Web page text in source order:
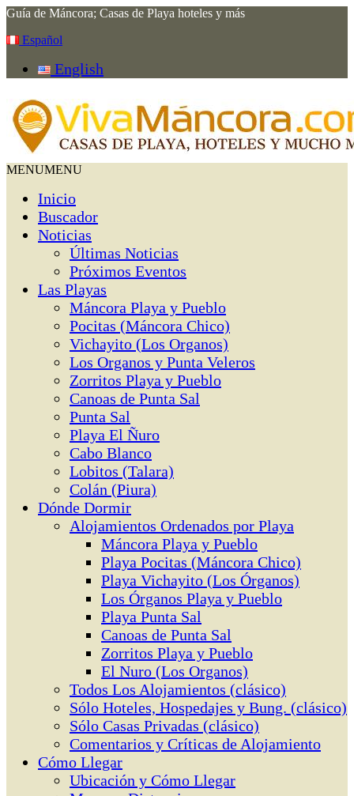
Guía de Máncora; Casas de Playa hoteles y más
Español
English
MENUMENU
Inicio
Buscador
Noticias
Últimas Noticias
Próximos Eventos
Las Playas
Máncora Playa y Pueblo
Pocitas (Máncora Chico)
Vichayito (Los Organos)
Los Organos y Punta Veleros
Zorritos Playa y Pueblo
Canoas de Punta Sal
Punta Sal
Playa El Ñuro
Cabo Blanco
Lobitos (Talara)
Colán (Piura)
Dónde Dormir
Alojamientos Ordenados por Playa
Máncora Playa y Pueblo
Playa Pocitas (Máncora Chico)
Playa Vichayito (Los Órganos)
Los Órganos Playa y Pueblo
Playa Punta Sal
Canoas de Punta Sal
Zorritos Playa y Pueblo
El Nuro (Los Organos)
Todos Los Alojamientos (clásico)
Sólo Hoteles, Hospedajes y Bung. (clásico)
Sólo Casas Privadas (clásico)
Comentarios y Críticas de Alojamiento
Cómo Llegar
Ubicación y Cómo Llegar